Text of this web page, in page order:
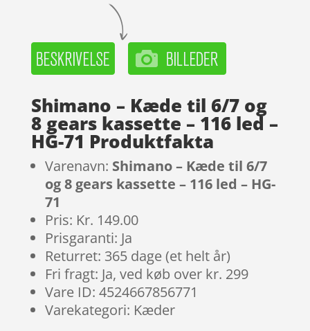
Shimano – Kæde til 6/7 og
8 gears kassette – 116 led –
HG-71 Produktfakta
Varenavn: Shimano – Kæde til 6/7
og 8 gears kassette – 116 led – HG-
71
Pris: Kr. 149.00
Prisgaranti: Ja
Returret: 365 dage (et helt år)
Fri fragt: Ja, ved køb over kr. 299
Vare ID: 4524667856771
Varekategori: Kæder